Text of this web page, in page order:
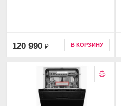
120 990 ₽ В КОРЗИНУ